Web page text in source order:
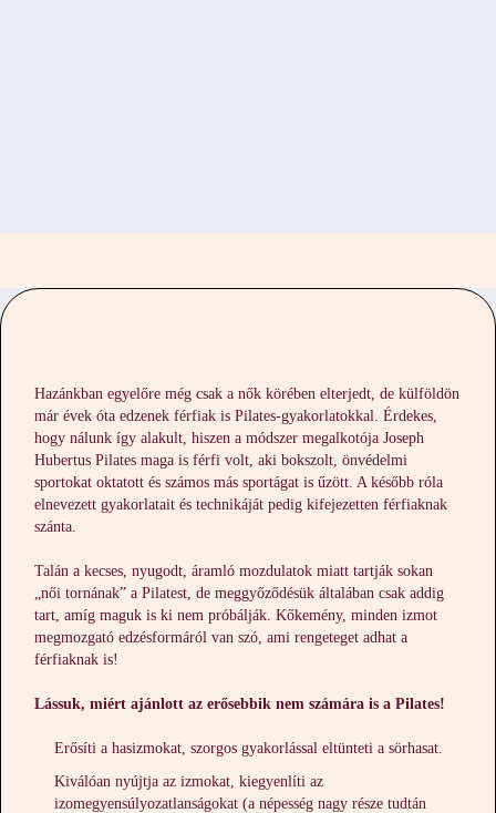
Hazánkban egyelőre még csak a nők körében elterjedt, de külföldön
már évek óta edzenek férfiak is Pilates-gyakorlatokkal. Érdekes,
hogy nálunk így alakult, hiszen a módszer megalkotója Joseph
Hubertus Pilates maga is férfi volt, aki bokszolt, önvédelmi
sportokat oktatott és számos más sportágat is űzött. A később róla
elnevezett gyakorlatait és technikáját pedig kifejezetten férfiaknak
szánta.
Talán a kecses, nyugodt, áramló mozdulatok miatt tartják sokan
„női tornának” a Pilatest, de meggyőződésük általában csak addig
tart, amíg maguk is ki nem próbálják. Kőkemény, minden izmot
megmozgató edzésformáról van szó, ami rengeteget adhat a
férfiaknak is!
Lássuk, miért ajánlott az erősebbik nem számára is a Pilates!
Erősíti a hasizmokat, szorgos gyakorlással eltünteti a sörhasat.
Kiválóan nyújtja az izmokat, kiegyenlíti az
izomegyensúlyozatlanságokat (a népesség nagy része tudtán